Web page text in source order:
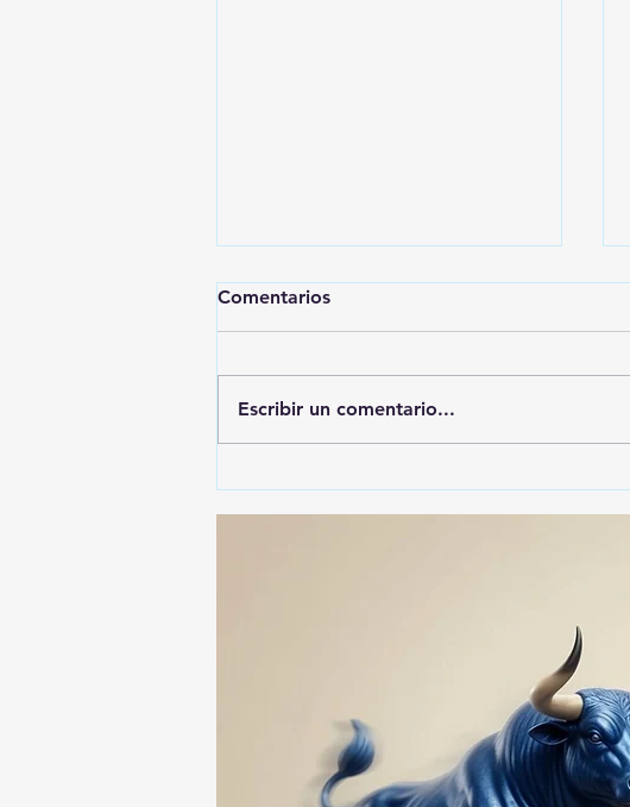
GARCIA, EL MÁS
Comentarios
Escribir un comentario...